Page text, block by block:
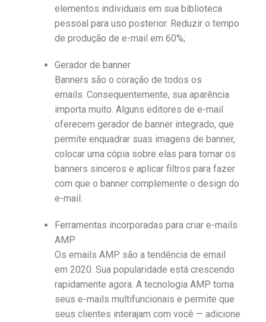
elementos individuais em sua biblioteca
pessoal para uso posterior. Reduzir o tempo
de produção de e-mail em 60%;
Gerador de banner
Banners são o coração de todos os
emails. Consequentemente, sua aparência
importa muito. Alguns editores de e-mail
oferecem gerador de banner integrado, que
permite enquadrar suas imagens de banner,
colocar uma cópia sobre elas para tornar os
banners sinceros e aplicar filtros para fazer
com que o banner complemente o design do
e-mail.
Ferramentas incorporadas para criar e-mails
AMP
Os emails AMP são a tendência de email
em 2020. Sua popularidade está crescendo
rapidamente agora. A tecnologia AMP torna
seus e-mails multifuncionais e permite que
seus clientes interajam com você — adicione